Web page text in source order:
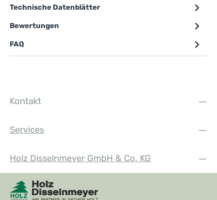
Technische Datenblätter
Bewertungen
FAQ
Kontakt
Services
Holz Disselnmeyer GmbH & Co. KG